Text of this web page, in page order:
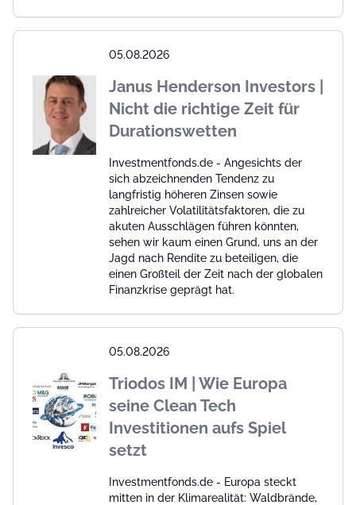
05.08.2026
Janus Henderson Investors |
Nicht die richtige Zeit für
Durationswetten
Investmentfonds.de - Angesichts der
sich abzeichnenden Tendenz zu
langfristig höheren Zinsen sowie
zahlreicher Volatilitätsfaktoren, die zu
akuten Ausschlägen führen könnten,
sehen wir kaum einen Grund, uns an der
Jagd nach Rendite zu beteiligen, die
einen Großteil der Zeit nach der globalen
Finanzkrise geprägt hat.
05.08.2026
Triodos IM | Wie Europa
seine Clean Tech
Investitionen aufs Spiel
setzt
Investmentfonds.de - Europa steckt
mitten in der Klimarealität: Waldbrände,